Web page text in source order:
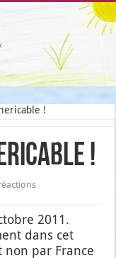
!
!
2011.
dans cet
par France